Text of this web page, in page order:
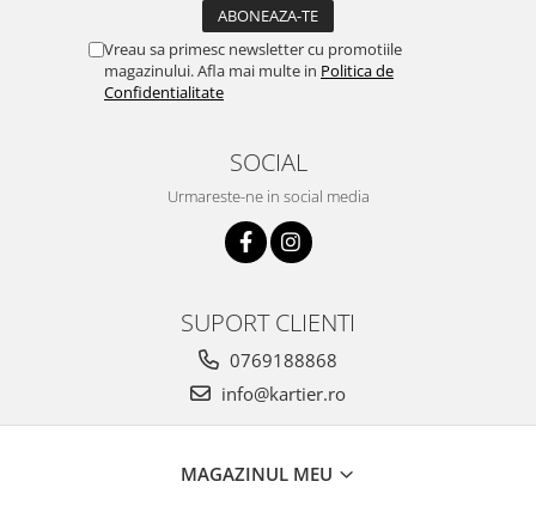
Vreau sa primesc newsletter cu promotiile
magazinului. Afla mai multe in Politica de
Confidentialitate
SOCIAL
Urmareste-ne in social media
SUPORT CLIENTI
0769188868
info@kartier.ro
MAGAZINUL MEU